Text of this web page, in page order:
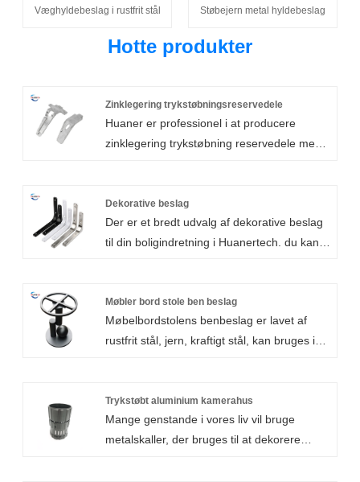
Væghyldebeslag i rustfrit stål Støbejern metal hyldebeslag
Hotte produkter
Zinklegering trykstøbningsreservedele
Huaner er professionel i at producere
zinklegering trykstøbning reservedele med
anvendt i industrielle applikationer på grund
af deres gunstige støbeegenskaber, som
omfatter: Høj densitet og høj duktilitet.
Dekorative beslag
Der er et bredt udvalg af dekorative beslag
til din boligindretning i Huanertech. du kan
dekorativt hyldebeslag til dig, som giver dig
mulighed for at bruge de perfekte beslag og
gøre dit hjem dekoreret bedre at se.
Møbler bord stole ben beslag
Møbelbordstolens benbeslag er lavet af
rustfrit stål, jern, kraftigt stål, kan bruges i
moderne stil. Designet er enkelt og
atmosfærisk, enkelt og smukt, strukturen er
enkel og fast, brug ikke en skrue.
Trykstøbt aluminium kamerahus
Mange genstande i vores liv vil bruge
metalskaller, der bruges til at dekorere